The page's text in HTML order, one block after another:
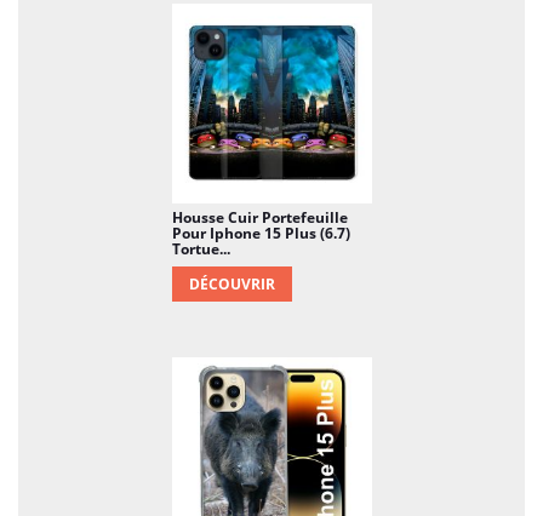
l'abri de nombreux imprévus, et augmentez
considérablement sa longévité. Le ratio coût-
bénéfice de cet achat est amplement positif ! Et ici,
vous joignez l'utile à l'agréable, car vous allez en
plus rendre votre Iphone 15 Plus (6.7) un peu plus
Housse Cuir Portefeuille
Pour Iphone 15 Plus (6.7)
Tortue...
DÉCOUVRIR